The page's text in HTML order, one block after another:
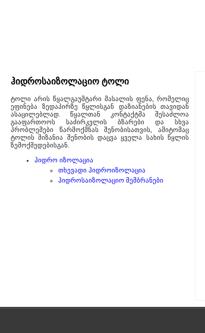
ჰიდროსაიზოლაციო ტოლი
ტოლი არის წყალგაუმტარი მასალის ფენა, რომელიც
ეფინება ზედაპირზე წყლისგან დაზიანების თავიდან
ასაცილებლად. წყალთან კონტაქტმა შესაძლოა
გააფართოოს საძირკვლის ბზარები და სხვა
პრობლემები წარმოქმნას შენობისათვის, ამიტომაც
ტოლის მიზანია შენობის დაცვა ყველა სახის წყლის
ზემოქმედებისგან.
ჰიდრო იზოლაცია
თხევადი ჰიდროიზოლაცია
ჰიდროსაიზოლაციო მემბრანები